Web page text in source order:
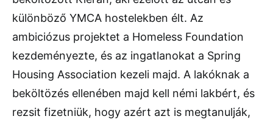
különböző YMCA hostelekben élt. Az
ambiciózus projektet a Homeless Foundation
kezdeményezte, és az ingatlanokat a Spring
Housing Association kezeli majd. A lakóknak a
beköltözés ellenében majd kell némi lakbért, és
rezsit fizetniük, hogy azért azt is megtanulják,